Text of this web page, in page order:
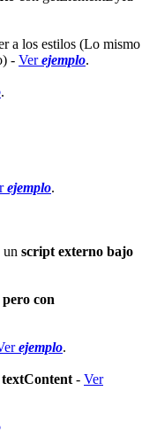
a los estilos (Lo mismo
- Verejemplo.
.
ejemplo.
un script externo bajo
con
ejemplo.
textContent - Ver